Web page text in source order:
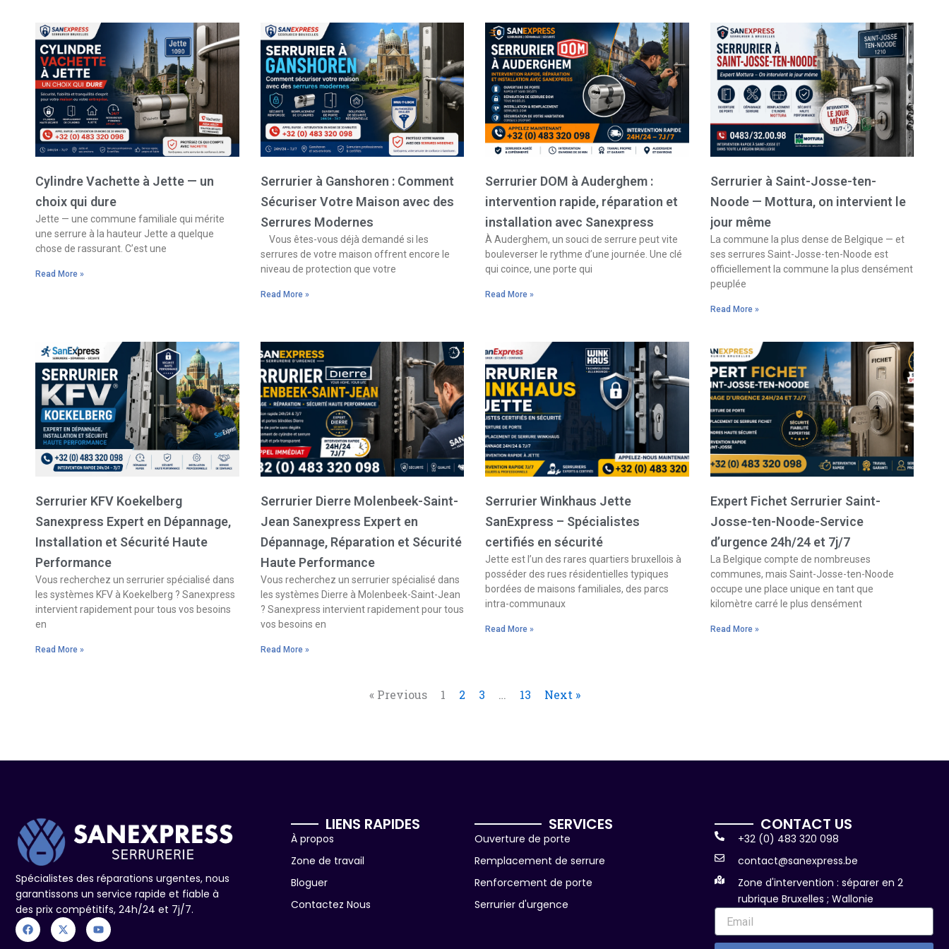
Cylindre Vachette à Jette — un
choix qui dure
Jette — une commune familiale qui mérite
une serrure à la hauteur Jette a quelque
chose de rassurant. C’est une
Read More »
Serrurier à Ganshoren : Comment
Sécuriser Votre Maison avec des
Serrures Modernes
Vous êtes-vous déjà demandé si les
serrures de votre maison offrent encore le
niveau de protection que votre
Read More »
Serrurier DOM à Auderghem :
intervention rapide, réparation et
installation avec Sanexpress
À Auderghem, un souci de serrure peut vite
bouleverser le rythme d’une journée. Une clé
qui coince, une porte qui
Read More »
Serrurier à Saint-Josse-ten-
Noode — Mottura, on intervient le
jour même
La commune la plus dense de Belgique — et
ses serrures Saint-Josse-ten-Noode est
officiellement la commune la plus densément
peuplée
Read More »
Serrurier KFV Koekelberg
Sanexpress Expert en Dépannage,
Installation et Sécurité Haute
Performance
Vous recherchez un serrurier spécialisé dans
les systèmes KFV à Koekelberg ? Sanexpress
intervient rapidement pour tous vos besoins
en
Read More »
Serrurier Dierre Molenbeek-Saint-
Jean Sanexpress Expert en
Dépannage, Réparation et Sécurité
Haute Performance
Vous recherchez un serrurier spécialisé dans
les systèmes Dierre à Molenbeek-Saint-Jean
? Sanexpress intervient rapidement pour tous
vos besoins en
Read More »
Serrurier Winkhaus Jette
SanExpress – Spécialistes
certifiés en sécurité
Jette est l’un des rares quartiers bruxellois à
posséder des rues résidentielles typiques
bordées de maisons familiales, des parcs
intra-communaux
Read More »
Expert Fichet Serrurier Saint-
Josse-ten-Noode-Service
d’urgence 24h/24 et 7j/7
La Belgique compte de nombreuses
communes, mais Saint-Josse-ten-Noode
occupe une place unique en tant que
kilomètre carré le plus densément
Read More »
« Previous 1 2
Page
3 …
Page
13 Next »
Spécialistes des réparations urgentes, nous
garantissons un service rapide et fiable à
des prix compétitifs, 24h/24 et 7j/7.
F
a
c
X
-
t
Y
o
u
LIENS RAPIDES
À propos
Zone de travail
Bloguer
Contactez Nous
SERVICES
Ouverture de porte
Remplacement de serrure
Renforcement de porte
Serrurier d'urgence
CONTACT US
+32 (0) 483 320 098
contact@sanexpress.be
Zone d'intervention : séparer en 2
rubrique Bruxelles ; Wallonie